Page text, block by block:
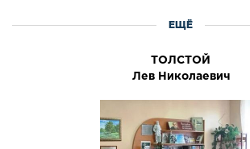
ЕЩЁ
ТОЛСТОЙ
Лев Николаевич